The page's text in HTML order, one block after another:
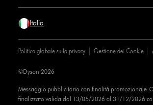
Italia
Politica globale sulla privacy Gestione dei Cookie
Messaggio pubblicitario con finalità promozionale.
finalizzato valida dal 13/05/2026 al 31/12/2026
©Dyson 2026